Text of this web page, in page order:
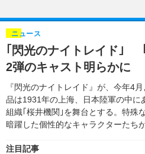
ゲーム
イベント
海外イベント
俳優・タレント
ビジネス
アニメ
ゲーム
動画
アニメ！アニメ！TV
｢閃光のナイトレイド｣
2弾のキャスト明らかに
『閃光のナイトレイド』が、今年4
品は1931年の上海、日本陸軍の中に
組織｢桜井機関｣を舞台とする。特殊
暗躍した個性的なキャラクターたち
ニュース
注目記事